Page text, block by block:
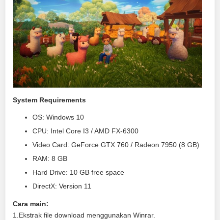
System Requirements
OS: Windows 10
CPU: Intel Core I3 / AMD FX-6300
Video Card: GeForce GTX 760 / Radeon 7950 (8 GB)
RAM: 8 GB
Hard Drive: 10 GB free space
DirectX: Version 11
Cara main:
1.Ekstrak file download menggunakan Winrar.